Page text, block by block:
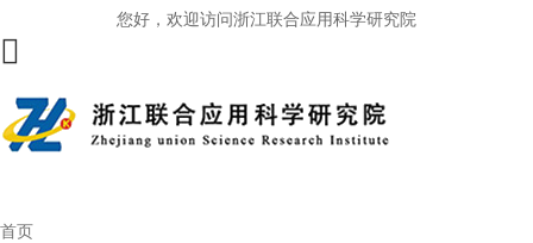
您好，欢迎访问浙江联合应用科学研究院
首页